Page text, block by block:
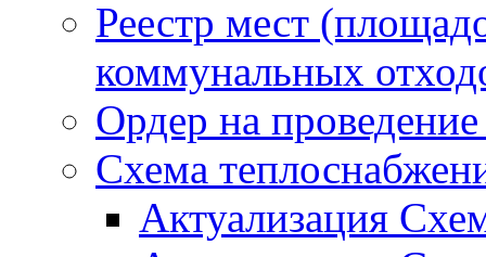
Реестр мест
коммунальных
Ордер на
Схема
Актуализация